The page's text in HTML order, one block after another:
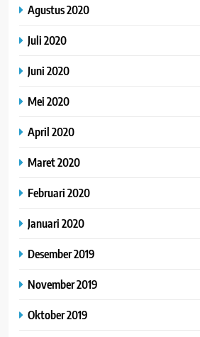
Agustus 2020
Juli 2020
Juni 2020
Mei 2020
April 2020
Maret 2020
Februari 2020
Januari 2020
Desember 2019
November 2019
Oktober 2019